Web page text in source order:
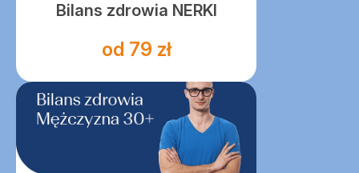
Bilans zdrowia NERKI
od 79 zł